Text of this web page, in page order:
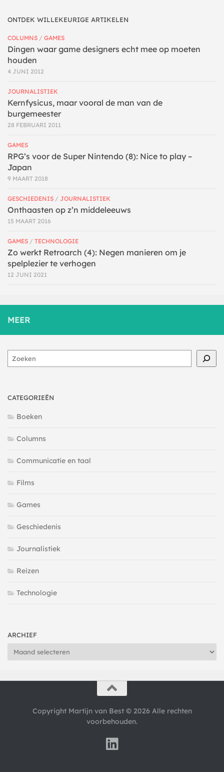
ONTDEK WILLEKEURIGE ARTIKELEN
COLUMNS / GAMES
Dingen waar game designers echt mee op moeten
houden
4 JUNI 2012
JOURNALISTIEK
Kernfysicus, maar vooral de man van de
burgemeester
28 FEBRUARI 2011
GAMES
RPG’s voor de Super Nintendo (8): Nice to play –
Japan
9 MAART 2018
GESCHIEDENIS / JOURNALISTIEK
Onthaasten op z’n middeleeuws
15 MAART 2016
GAMES / TECHNOLOGIE
Zo werkt Retroarch (4): Negen manieren om je
spelplezier te verhogen
12 JUNI 2021
MEER
Zoeken
CATEGORIEËN
Boeken
Columns
Communicatie en taal
Films
Games
Geschiedenis
Journalistiek
Reizen
Technologie
ARCHIEF
Archief
Copyright Martijn van Best © 2026 Alle rechten
voorbehouden.